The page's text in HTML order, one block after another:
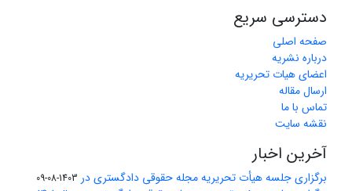
دسترسی سریع
صفحه اصلی
درباره نشریه
اعضای هیات تحریریه
ارسال مقاله
تماس با ما
نقشه سایت
آخرین اخبار
برگزاری جلسه هیأت تحریریه مجله حقوقی دادگستری در 1403-08-09